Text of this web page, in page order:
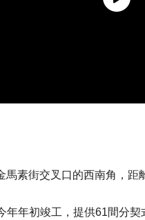
素街交叉口的西南角，距
年年初竣工，提供61間分